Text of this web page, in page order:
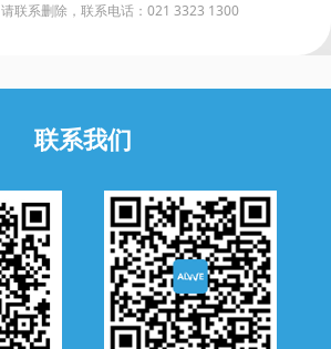
联系删除，联系电话：021 3323 1300
联系我们